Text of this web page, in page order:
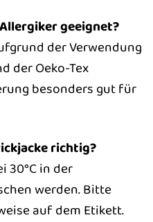
geeignet?
der Verwendung
der Oeko-Tex
besonders gut für
richtig?
30°C in der
werden. Bitte
auf dem Etikett.